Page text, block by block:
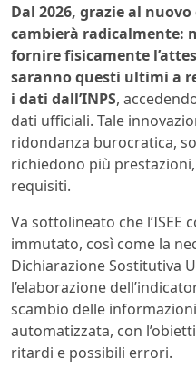
Dal 2026, grazie al
cambierà radicalmente:
fornire fisicamente
saranno questi ultimi a
i dati dall’INPS,
dati ufficiali. Tale
ridondanza burocratica,
richiedono più
requisiti.
Va sottolineato che
immutato, così come la
Dichiarazione Sostitutiva
l’elaborazione
scambio delle
automatizzata, con
ritardi e possibili errori.